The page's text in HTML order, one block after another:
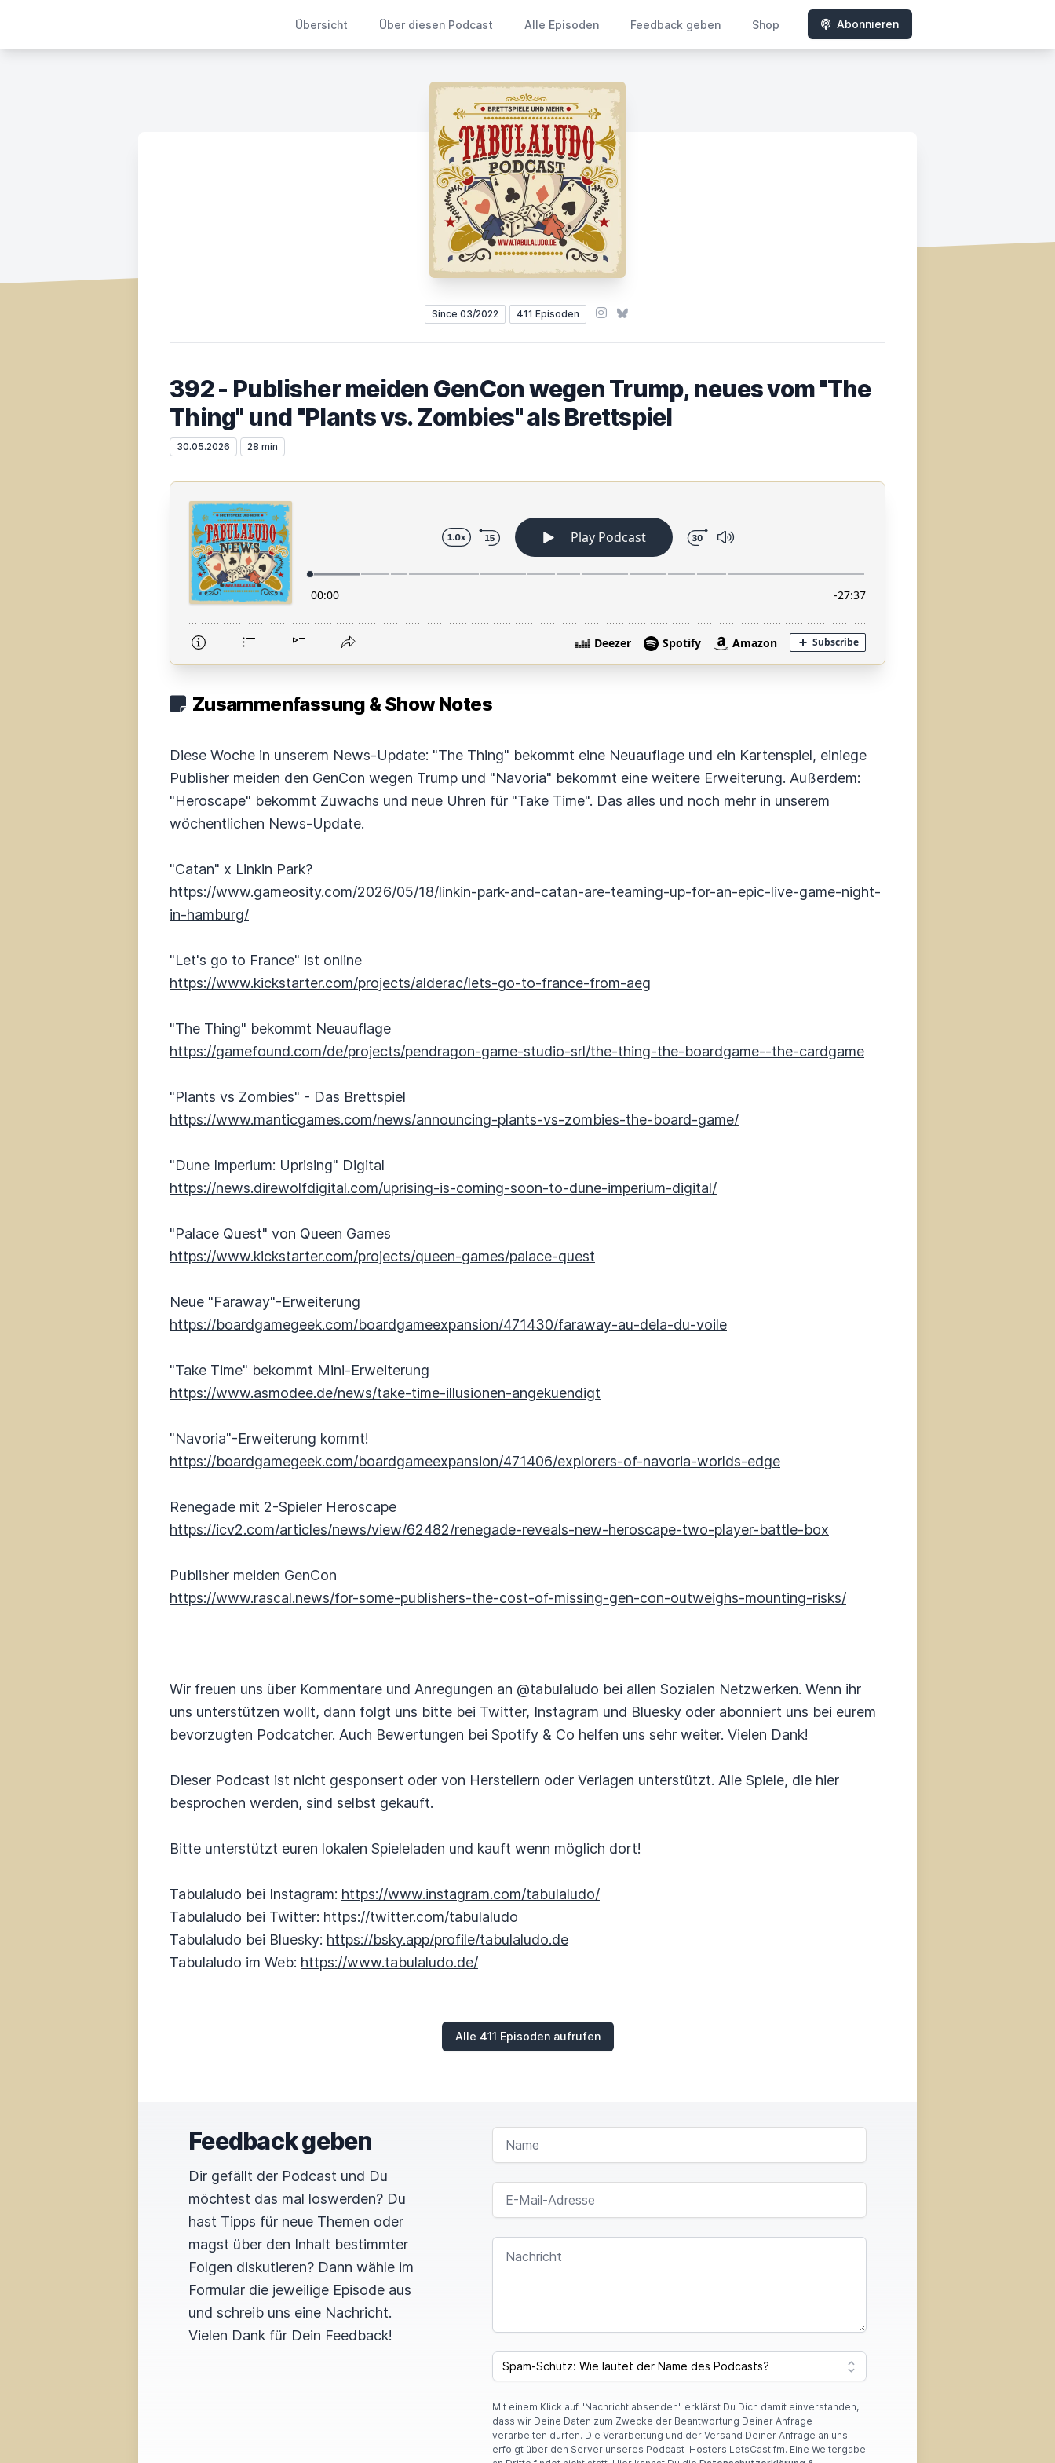
Übersicht Über diesen Podcast Alle Episoden Feedback geben Shop Abonnieren
Since 03/2022 411 Episoden Instagram
Bluesky
392 - Publisher meiden GenCon wegen Trump, neues vom "The
Thing" und "Plants vs. Zombies" als Brettspiel
30.05.2026 28 min
Zusammenfassung & Show Notes
Diese Woche in unserem News-Update: "The Thing" bekommt eine Neuauflage und ein Kartenspiel, einiege
Publisher meiden den GenCon wegen Trump und "Navoria" bekommt eine weitere Erweiterung. Außerdem:
"Heroscape" bekommt Zuwachs und neue Uhren für "Take Time". Das alles und noch mehr in unserem
wöchentlichen News-Update.
"Catan" x Linkin Park?
https://www.gameosity.com/2026/05/18/linkin-park-and-catan-are-teaming-up-for-an-epic-live-game-night-
in-hamburg/
"Let's go to France" ist online
https://www.kickstarter.com/projects/alderac/lets-go-to-france-from-aeg
"The Thing" bekommt Neuauflage
https://gamefound.com/de/projects/pendragon-game-studio-srl/the-thing-the-boardgame--the-cardgame
"Plants vs Zombies" - Das Brettspiel
https://www.manticgames.com/news/announcing-plants-vs-zombies-the-board-game/
"Dune Imperium: Uprising" Digital
https://news.direwolfdigital.com/uprising-is-coming-soon-to-dune-imperium-digital/
"Palace Quest" von Queen Games
https://www.kickstarter.com/projects/queen-games/palace-quest
Neue "Faraway"-Erweiterung
https://boardgamegeek.com/boardgameexpansion/471430/faraway-au-dela-du-voile
"Take Time" bekommt Mini-Erweiterung
https://www.asmodee.de/news/take-time-illusionen-angekuendigt
"Navoria"-Erweiterung kommt!
https://boardgamegeek.com/boardgameexpansion/471406/explorers-of-navoria-worlds-edge
Renegade mit 2-Spieler Heroscape
https://icv2.com/articles/news/view/62482/renegade-reveals-new-heroscape-two-player-battle-box
Publisher meiden GenCon
https://www.rascal.news/for-some-publishers-the-cost-of-missing-gen-con-outweighs-mounting-risks/
Wir freuen uns über Kommentare und Anregungen an @tabulaludo bei allen Sozialen Netzwerken. Wenn ihr
uns unterstützen wollt, dann folgt uns bitte bei Twitter, Instagram und Bluesky oder abonniert uns bei eurem
bevorzugten Podcatcher. Auch Bewertungen bei Spotify & Co helfen uns sehr weiter. Vielen Dank!
Dieser Podcast ist nicht gesponsert oder von Herstellern oder Verlagen unterstützt. Alle Spiele, die hier
besprochen werden, sind selbst gekauft.
Bitte unterstützt euren lokalen Spieleladen und kauft wenn möglich dort!
Tabulaludo bei Instagram: https://www.instagram.com/tabulaludo/
Tabulaludo bei Twitter: https://twitter.com/tabulaludo
Tabulaludo bei Bluesky: https://bsky.app/profile/tabulaludo.de
Tabulaludo im Web: https://www.tabulaludo.de/
Alle 411 Episoden aufrufen
Feedback geben
Dir gefällt der Podcast und Du
möchtest das mal loswerden? Du
hast Tipps für neue Themen oder
magst über den Inhalt bestimmter
Folgen diskutieren? Dann wähle im
Formular die jeweilige Episode aus
und schreib uns eine Nachricht.
Vielen Dank für Dein Feedback!
NAME
E-MAIL-ADRESSE
NACHRICHT
SPAM CAPTCHA
Mit einem Klick auf "Nachricht absenden" erklärst Du Dich damit einverstanden,
dass wir Deine Daten zum Zwecke der Beantwortung Deiner Anfrage
verarbeiten dürfen. Die Verarbeitung und der Versand Deiner Anfrage an uns
erfolgt über den Server unseres Podcast-Hosters LetsCast.fm. Eine Weitergabe